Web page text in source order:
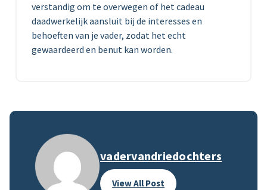
verstandig om te overwegen of het cadeau
daadwerkelijk aansluit bij de interesses en
behoeften van je vader, zodat het echt
gewaardeerd en benut kan worden.
vadervandriedochters
View All Post